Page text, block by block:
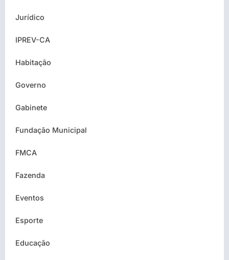
Jurídico
IPREV-CA
Habitação
Governo
Gabinete
Fundação Municipal
FMCA
Fazenda
Eventos
Esporte
Educação